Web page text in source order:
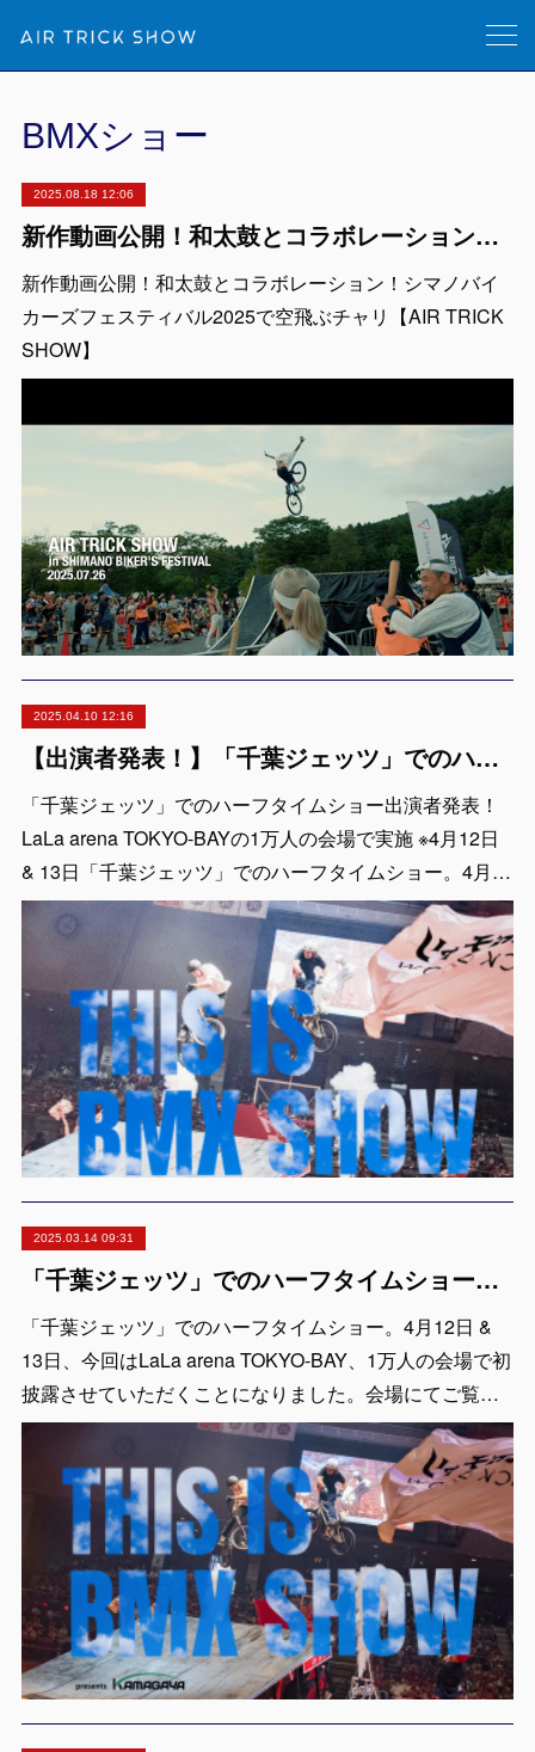
BMXショー
2025.08.18 12:06
新作動画公開！和太鼓とコラボレーション！シマノバイカーズフェスティバル2025で空飛ぶチャリ【AIR TRICK SHOW】
新作動画公開！和太鼓とコラボレーション！シマノバイ
カーズフェスティバル2025で空飛ぶチャリ【AIR TRICK
SHOW】
2025.04.10 12:16
【出演者発表！】「千葉ジェッツ」でのハーフタイムショー LaLa arena TOKYO-BAYの1万人の会場で実施 ※4月12日 & 13日
「千葉ジェッツ」でのハーフタイムショー出演者発表！
LaLa arena TOKYO-BAYの1万人の会場で実施 ※4月12日
& 13日「千葉ジェッツ」でのハーフタイムショー。4月…
2025.03.14 09:31
「千葉ジェッツ」でのハーフタイムショー出演決定！LaLa arena TOKYO-BAYの1万人の会場で実施 ※4月12日 & 13日
「千葉ジェッツ」でのハーフタイムショー。4月12日 &
13日、今回はLaLa arena TOKYO-BAY、1万人の会場で初
披露させていただくことになりました。会場にてご覧…